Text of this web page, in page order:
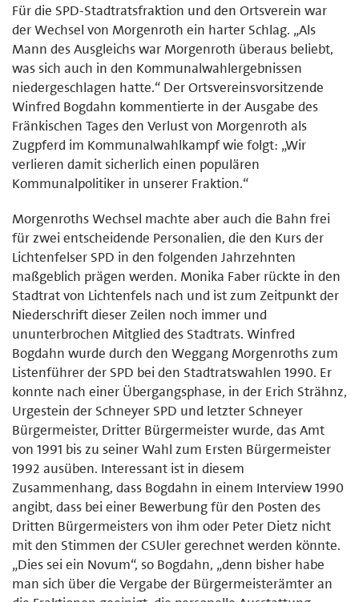
Für die SPD-Stadtratsfraktion und den Ortsverein war
der Wechsel von Morgenroth ein harter Schlag. „Als
Mann des Ausgleichs war Morgenroth überaus beliebt,
was sich auch in den Kommunalwahlergebnissen
niedergeschlagen hatte.“ Der Ortsvereinsvorsitzende
Winfred Bogdahn kommentierte in der Ausgabe des
Fränkischen Tages den Verlust von Morgenroth als
Zugpferd im Kommunalwahlkampf wie folgt: „Wir
verlieren damit sicherlich einen populären
Kommunalpolitiker in unserer Fraktion.“
Morgenroths Wechsel machte aber auch die Bahn frei
für zwei entscheidende Personalien, die den Kurs der
Lichtenfelser SPD in den folgenden Jahrzehnten
maßgeblich prägen werden. Monika Faber rückte in den
Stadtrat von Lichtenfels nach und ist zum Zeitpunkt der
Niederschrift dieser Zeilen noch immer und
ununterbrochen Mitglied des Stadtrats. Winfred
Bogdahn wurde durch den Weggang Morgenroths zum
Listenführer der SPD bei den Stadtratswahlen 1990. Er
konnte nach einer Übergangsphase, in der Erich Strähnz,
Urgestein der Schneyer SPD und letzter Schneyer
Bürgermeister, Dritter Bürgermeister wurde, das Amt
von 1991 bis zu seiner Wahl zum Ersten Bürgermeister
1992 ausüben. Interessant ist in diesem
Zusammenhang, dass Bogdahn in einem Interview 1990
angibt, dass bei einer Bewerbung für den Posten des
Dritten Bürgermeisters von ihm oder Peter Dietz nicht
mit den Stimmen der CSUler gerechnet werden könnte.
„Dies sei ein Novum“, so Bogdahn, „denn bisher habe
man sich über die Vergabe der Bürgermeisterämter an